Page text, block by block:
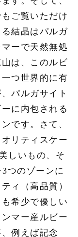
ご覧いただけ
結晶はパルガ
ーで天然無処
は、このルビ
つ世界的に有
パルガサイト
に内包される
です。さて、
リティスケー
しいもの、そ
つのゾーンに
ィ（高品質）
希少で優しい
マー産ルビー
例えば記念